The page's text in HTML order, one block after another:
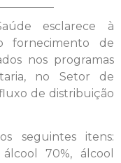
esclarece à
fornecimento de
nos programas
no Setor de
de distribuição
seguintes itens:
70%, álcool